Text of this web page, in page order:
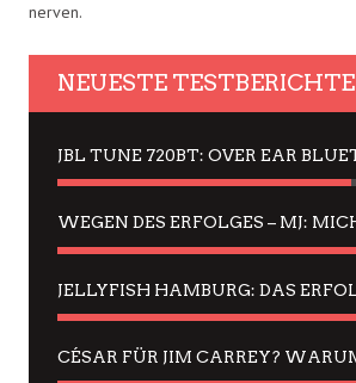
nerven.
NEUESTE TESTBERICHTE